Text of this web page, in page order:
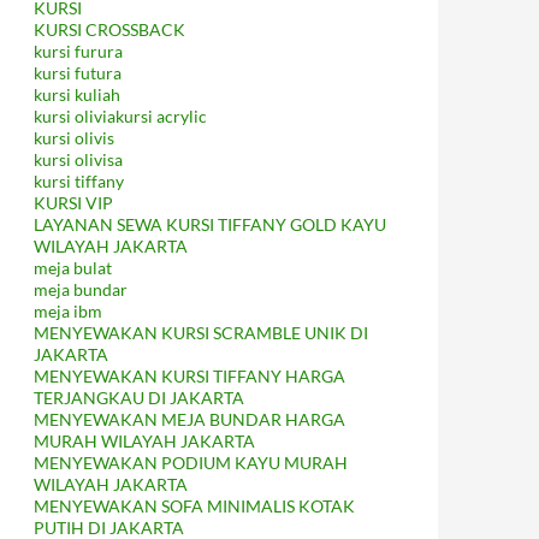
KURSI
KURSI CROSSBACK
kursi furura
kursi futura
kursi kuliah
kursi oliviakursi acrylic
kursi olivis
kursi olivisa
kursi tiffany
KURSI VIP
LAYANAN SEWA KURSI TIFFANY GOLD KAYU
WILAYAH JAKARTA
meja bulat
meja bundar
meja ibm
MENYEWAKAN KURSI SCRAMBLE UNIK DI
JAKARTA
MENYEWAKAN KURSI TIFFANY HARGA
TERJANGKAU DI JAKARTA
MENYEWAKAN MEJA BUNDAR HARGA
MURAH WILAYAH JAKARTA
MENYEWAKAN PODIUM KAYU MURAH
WILAYAH JAKARTA
MENYEWAKAN SOFA MINIMALIS KOTAK
PUTIH DI JAKARTA